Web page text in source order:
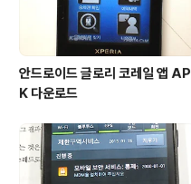
안드로이드 글로리 코레일 앱 AP
K 다운로드